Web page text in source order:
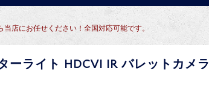
店にお任せください！全国対応可能です。
ーライト HDCVI IR バレットカメラ